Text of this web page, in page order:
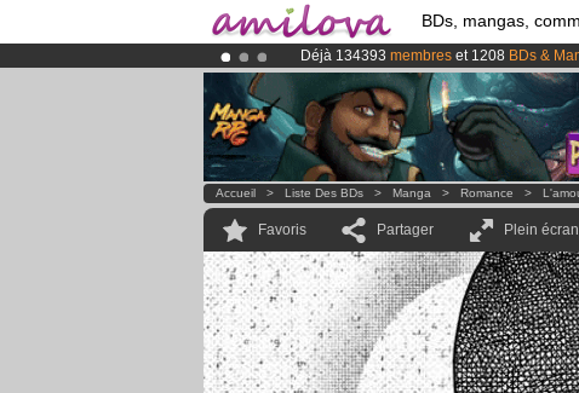
BDs, mangas,
Déjà 134393 membres et 1208 BDs &
Abonnement premium: à partir de3.95
LeKickstarter Amilova est désormais lancé
Accueil > Liste Des BDs > Manga > Romance >
Favoris Partager Plein écran